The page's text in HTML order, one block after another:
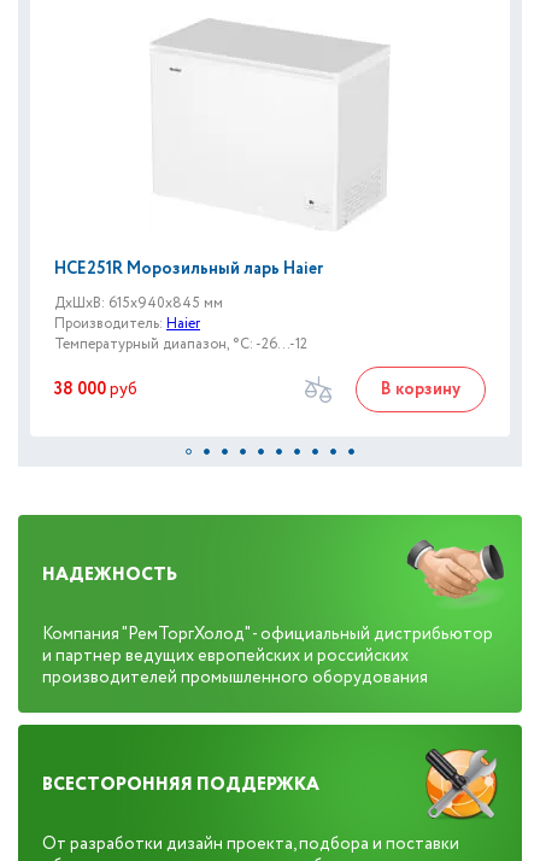
HCE251R Морозильный ларь Haier
ДxШxВ: 615x940x845 мм
Производитель: Haier
Температурный диапазон, °C: -26...-12
38 000руб В корзину
НАДЕЖНОСТЬ
Компания "РемТоргХолод" - официальный дистрибьютор
и партнер ведущих европейских и российских
производителей промышленного оборудования
ВСЕСТОРОННЯЯ ПОДДЕРЖКА
От разработки дизайн проекта, подбора и поставки